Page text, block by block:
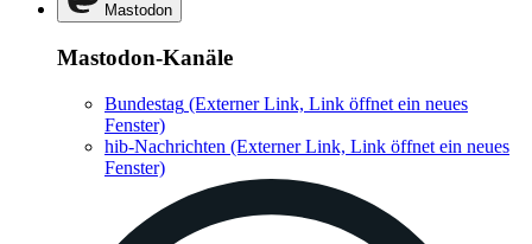
Mastodon
Mastodon-Kanäle
Bundestag (Externer Link, Link öffnet ein neues
Fenster)
hib-Nachrichten (Externer Link, Link öffnet ein neues
Fenster)